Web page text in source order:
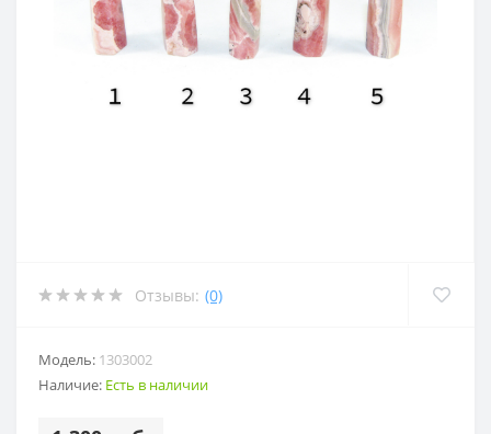
Отзывы: (0)
Модель: 1303002
Наличие: Есть в наличии